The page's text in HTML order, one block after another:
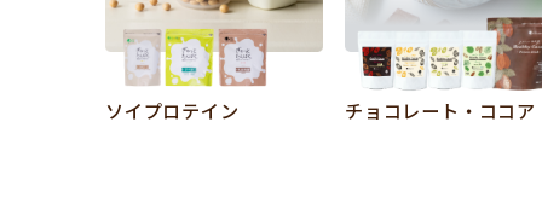
ソイプロテイン チョコレート・ココア